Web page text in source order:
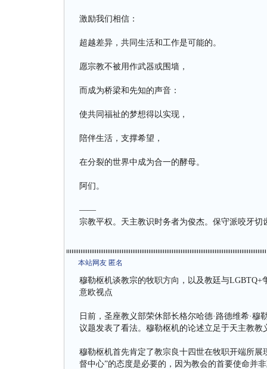
激励我们相信：
超越差异，共同生活和工作是可能的。
愿宗教不被用作武器或围墙，
而成为桥梁和先知的声音：
使共同福祉的梦想得以实现，
陪伴生活，支撑希望，
在分裂的世界中成为合一的酵母。
阿们。
——
宗教平权。天主教识时务者为俊杰。保守派咬牙切
本站网友 匿名
穆勒枢机谈教宗的牧职方向，以及教廷与
意欧视点
日前，圣座教义部荣休部长格尔哈德·路德维希·
议题发表了看法。穆勒枢机的论述立足于天主教
穆勒枢机首先肯定了教宗良十四世在牧职开端所展
督中心”的态度是必要的，因为教会的首要使命并